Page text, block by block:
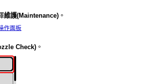
維護(Maintenance) 。
作面板
Check) 。